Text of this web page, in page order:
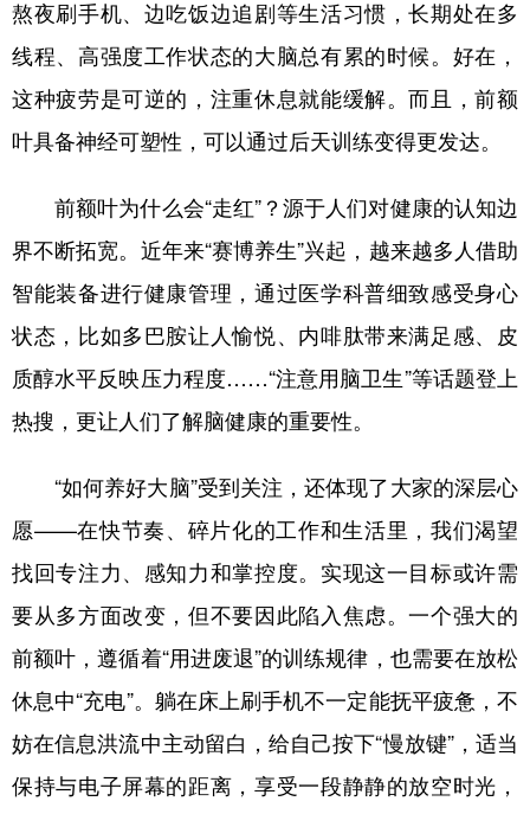
多语种频道
English Español Français عربى
Русский язык 日本語 한국어
Deutsch Português
熬夜刷手机、边吃饭边追剧等生活习惯，长期处在多
线程、高强度工作状态的大脑总有累的时候。好在，
这种疲劳是可逆的，注重休息就能缓解。而且，前额
叶具备神经可塑性，可以通过后天训练变得更发达。
前额叶为什么会“走红”？源于人们对健康的认知边
界不断拓宽。近年来“赛博养生”兴起，越来越多人借助
智能装备进行健康管理，通过医学科普细致感受身心
状态，比如多巴胺让人愉悦、内啡肽带来满足感、皮
质醇水平反映压力程度……“注意用脑卫生”等话题登上
热搜，更让人们了解脑健康的重要性。
“如何养好大脑”受到关注，还体现了大家的深层心
愿——在快节奏、碎片化的工作和生活里，我们渴望
找回专注力、感知力和掌控度。实现这一目标或许需
要从多方面改变，但不要因此陷入焦虑。一个强大的
前额叶，遵循着“用进废退”的训练规律，也需要在放松
休息中“充电”。躺在床上刷手机不一定能抚平疲惫，不
妨在信息洪流中主动留白，给自己按下“慢放键”，适当
保持与电子屏幕的距离，享受一段静静的放空时光，